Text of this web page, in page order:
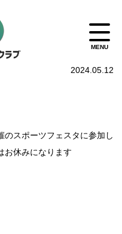
2024.05.12
のスポーツフェスタに参加し
お休みになります